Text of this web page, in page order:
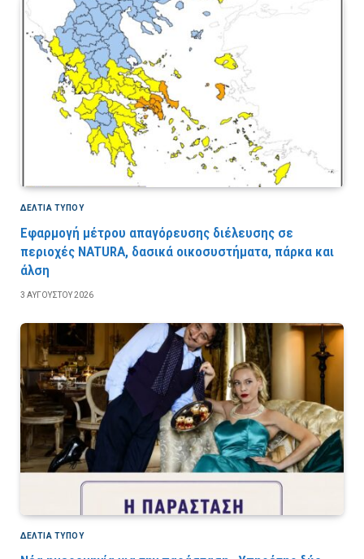
ΔΕΛΤΙΑ ΤΥΠΟΥ
Εφαρμογή μέτρου απαγόρευσης διέλευσης σε
περιοχές NATURA, δασικά οικοσυστήματα, πάρκα και
άλση
3 ΑΥΓΟΎΣΤΟΥ 2026
ΔΕΛΤΙΑ ΤΥΠΟΥ